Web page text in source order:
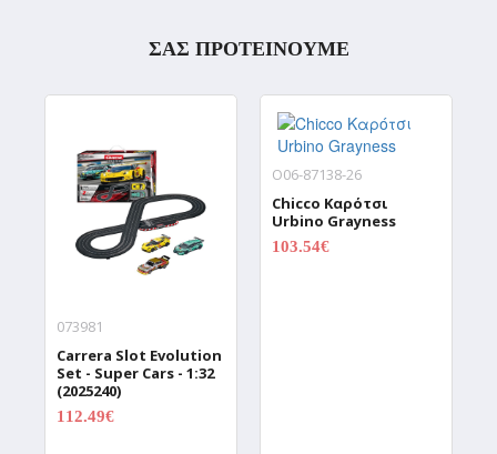
ΣΑΣ ΠΡΟΤΕΙΝΟΥΜΕ
073981
Carrera Slot Evolution
Set - Super Cars - 1:32
(2025240)
112.49€
O06-87138-26
Chicco Καρότσι
Urbino Grayness
103.54€